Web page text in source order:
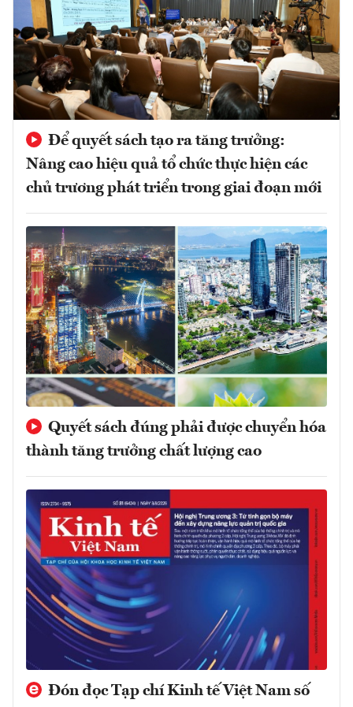
Để quyết sách tạo ra tăng trưởng:
Nâng cao hiệu quả tổ chức thực hiện các
chủ trương phát triển trong giai đoạn mới
Quyết sách đúng phải được chuyển hóa
thành tăng trưởng chất lượng cao
Đón đọc Tạp chí Kinh tế Việt Nam số